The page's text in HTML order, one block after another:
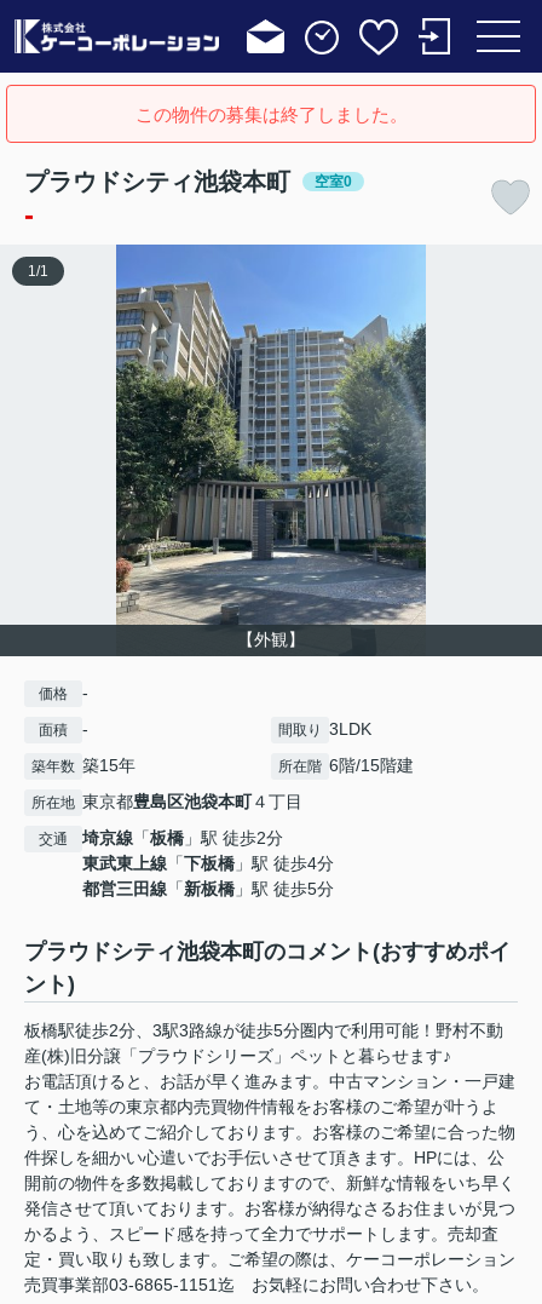
この物件の募集は終了しました。
プラウドシティ池袋本町 空室0
-
【外観】
1 /1
価格 -
面積 - 間取り 3LDK
築年数 築15年 所在階 6階/15階建
所在地 東京都豊島区池袋本町４丁目
交通 埼京線 「板橋 」駅 徒歩2分
東武東上線 「下板橋 」駅 徒歩4分
都営三田線 「新板橋 」駅 徒歩5分
プラウドシティ池袋本町のコメント(おすすめポイ
ント)
板橋駅徒歩2分、3駅3路線が徒歩5分圏内で利用可能！野村不動
産(株)旧分譲「プラウドシリーズ」ペットと暮らせます♪
お電話頂けると、お話が早く進みます。中古マンション・一戸建
て・土地等の東京都内売買物件情報をお客様のご希望が叶うよ
う、心を込めてご紹介しております。お客様のご希望に合った物
件探しを細かい心遣いでお手伝いさせて頂きます。HPには、公
開前の物件を多数掲載しておりますので、新鮮な情報をいち早く
発信させて頂いております。お客様が納得なさるお住まいが見つ
かるよう、スピード感を持って全力でサポートします。売却査
定・買い取りも致します。ご希望の際は、ケーコーポレーション
売買事業部03-6865-1151迄 お気軽にお問い合わせ下さい。